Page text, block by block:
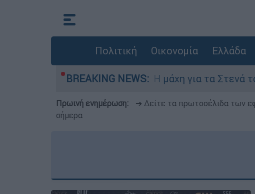
Πολιτική Οικονομία Ελλάδα
BREAKING NEWS:
6 Αυγούστου Η μάχη για τα Στενά του
Πρωινή ενημέρωση: ➔ Δείτε τα πρωτοσέλιδα των
σήμερα